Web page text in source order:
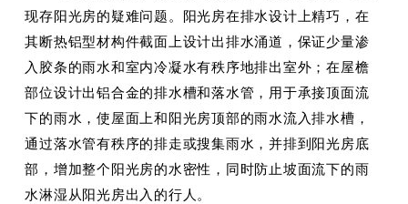
现存阳光房的疑难问题。阳光房在排水设计上精巧，在
其断热铝型材构件截面上设计出排水涌道，保证少量渗
入胶条的雨水和室内冷凝水有秩序地排出室外；在屋檐
部位设计出铝合金的排水槽和落水管，用于承接顶面流
下的雨水，使屋面上和阳光房顶部的雨水流入排水槽，
通过落水管有秩序的排走或搜集雨水，并排到阳光房底
部，增加整个阳光房的水密性，同时防止坡面流下的雨
水淋湿从阳光房出入的行人。